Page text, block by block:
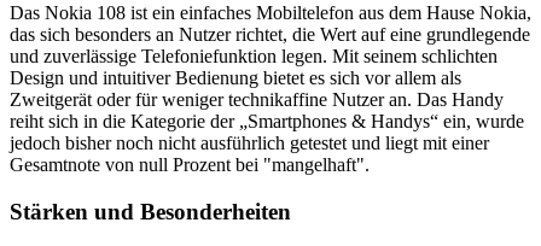
Das Nokia 108 ist ein einfaches Mobiltelefon aus dem Hause Nokia,
das sich besonders an Nutzer richtet, die Wert auf eine grundlegende
und zuverlässige Telefoniefunktion legen. Mit seinem schlichten
Design und intuitiver Bedienung bietet es sich vor allem als
Zweitgerät oder für weniger technikaffine Nutzer an. Das Handy
reiht sich in die Kategorie der „Smartphones & Handys“ ein, wurde
jedoch bisher noch nicht ausführlich getestet und liegt mit einer
Gesamtnote von null Prozent bei "mangelhaft".
Stärken und Besonderheiten